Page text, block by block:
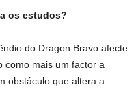
os estudos?
do Dragon Bravo afecte
como mais um factor a
obstáculo que altera a